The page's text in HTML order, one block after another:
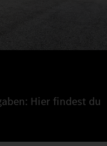
Hier findest du